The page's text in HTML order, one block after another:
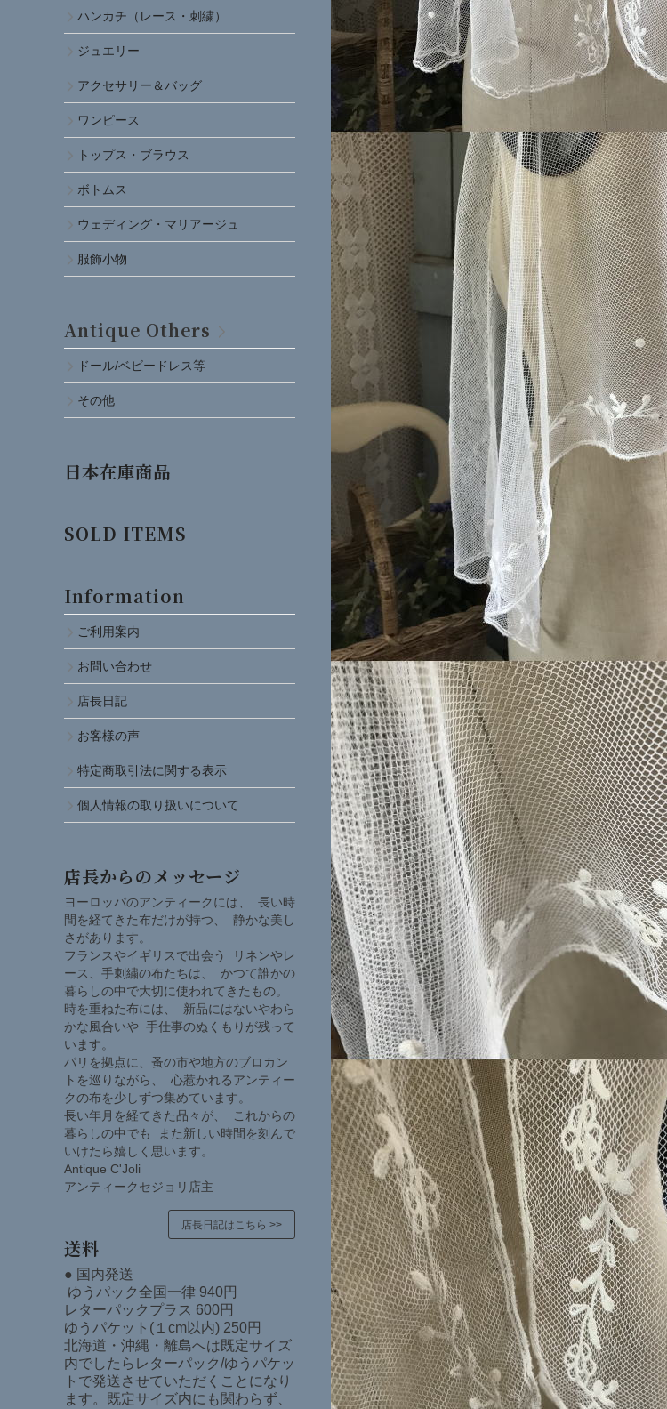
ハンカチ（レース・刺繍）
ジュエリー
アクセサリー＆バッグ
ワンピース
トップス・ブラウス
ボトムス
ウェディング・マリアージュ
服飾小物
Antique Others
ドール/ベビードレス等
その他
日本在庫商品
SOLD ITEMS
Information
ご利用案内
お問い合わせ
店長日記
お客様の声
特定商取引法に関する表示
個人情報の取り扱いについて
店長からのメッセージ
ヨーロッパのアンティークには、 長い時
間を経てきた布だけが持つ、 静かな美し
さがあります。
フランスやイギリスで出会う リネンやレ
ース、手刺繍の布たちは、 かつて誰かの
暮らしの中で大切に使われてきたもの。
時を重ねた布には、 新品にはないやわら
かな風合いや 手仕事のぬくもりが残って
います。
パリを拠点に、蚤の市や地方のブロカン
トを巡りながら、 心惹かれるアンティー
クの布を少しずつ集めています。
長い年月を経てきた品々が、 これからの
暮らしの中でも また新しい時間を刻んで
いけたら嬉しく思います。
Antique C'Joli
アンティークセジョリ店主
店長日記はこちら >>
送料
● 国内発送
ゆうパック全国一律 940円
レターパックプラス 600円
ゆうパケット(１cm以内) 250円
北海道・沖縄・離島へは既定サイズ
内でしたらレターパック/ゆうパケッ
トで発送させていただくことになり
ます。既定サイズ内にも関わらず、